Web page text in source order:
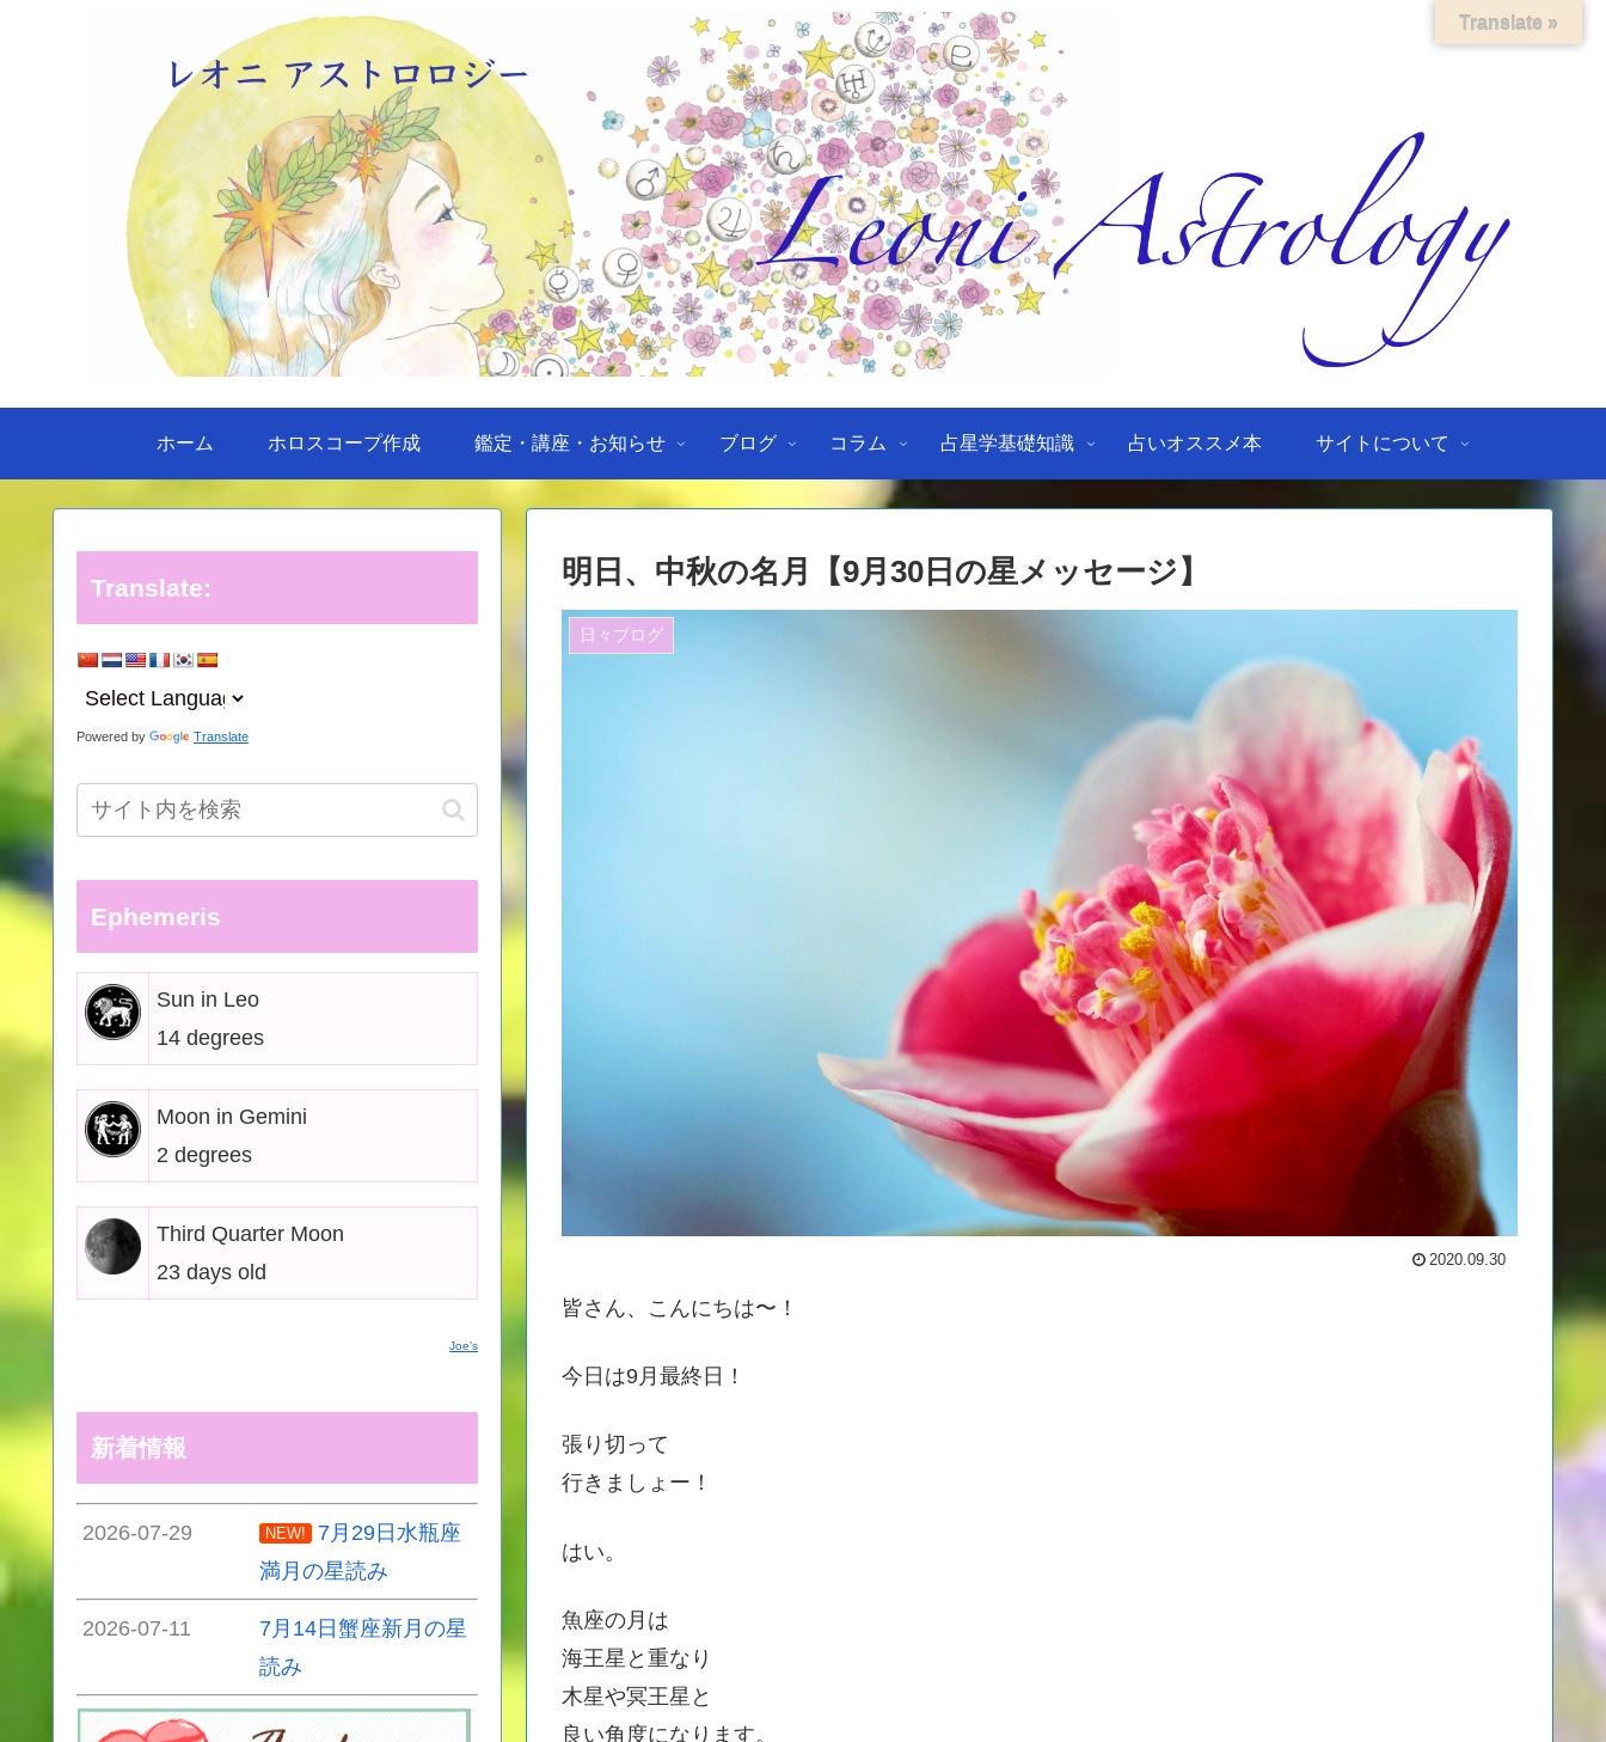
ホーム ホロスコープ作成 鑑定・講座・お知らせ ブログ コラム 占星学基礎知識 占いオススメ本 サイトについて
明日、中秋の名月【9月30日の星メッセージ】
日々ブログ
2020.09.30
皆さん、こんにちは〜！
今日は9月最終日！
張り切って
行きましょー！
はい。
魚座の月は
海王星と重なり
木星や冥王星と
良い角度になります。
Translate:
Powered by Translate
Ephemeris
Sun in Leo
14 degrees
Moon in Gemini
2 degrees
Third Quarter Moon
23 days old
Joe's
新着情報
2026-07-29 NEW!
7月29日水瓶座
満月の星読み
2026-07-11
7月14日蟹座新月の星
読み
Translate »